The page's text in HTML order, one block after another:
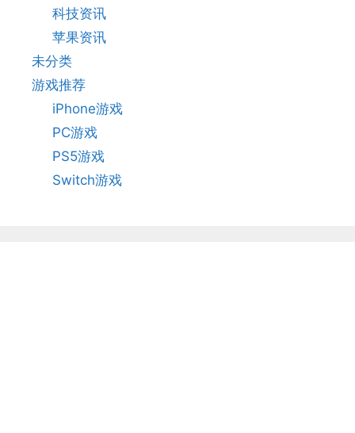
科技资讯
苹果资讯
未分类
游戏推荐
iPhone游戏
PC游戏
PS5游戏
Switch游戏